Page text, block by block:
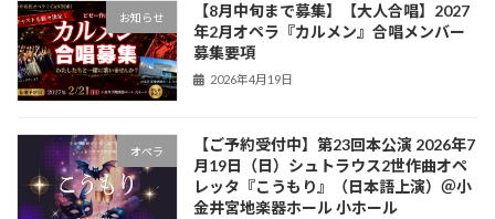
お知らせ
【8月中旬まで募集】【大人合唱】2027
年2月オペラ『カルメン』合唱メンバー
募集要項
2026年4月19日
オペラ
【ご予約受付中】第23回本公演 2026年7
月19日（日）シュトラウス2世作曲オペ
レッタ『こうもり』（日本語上演）＠小
金井宮地楽器ホール 小ホール